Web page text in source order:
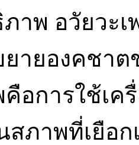
าพ อวัยวะ
ายองคชา
อการใช้เค
ภาพที่เยือ